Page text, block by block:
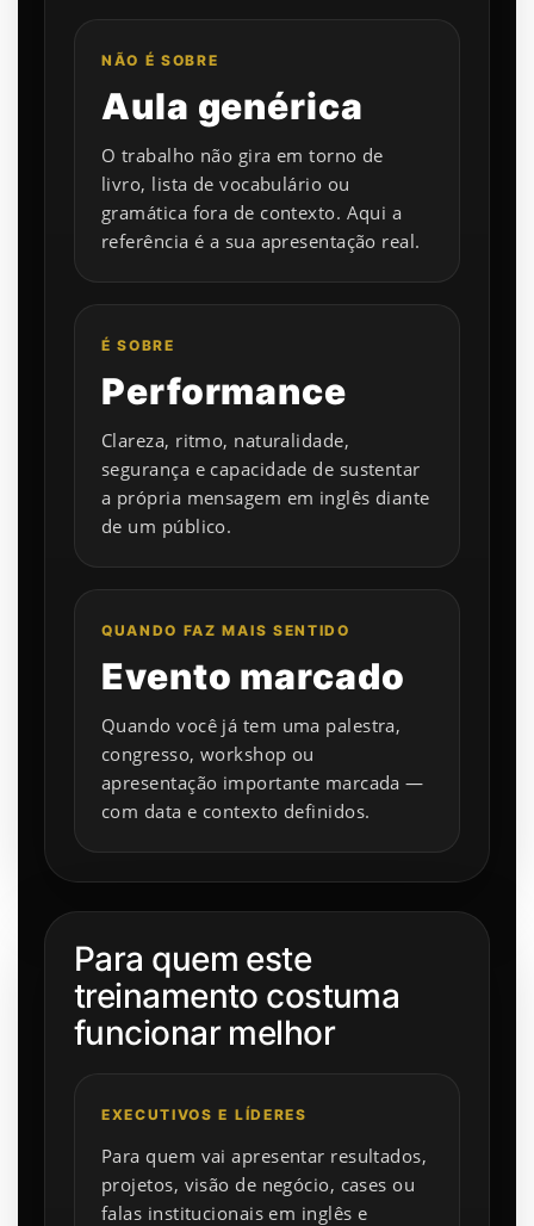
NÃO É SOBRE
Aula genérica
O trabalho não gira em torno de
livro, lista de vocabulário ou
gramática fora de contexto. Aqui a
referência é a sua apresentação real.
É SOBRE
Performance
Clareza, ritmo, naturalidade,
segurança e capacidade de sustentar
a própria mensagem em inglês diante
de um público.
QUANDO FAZ MAIS SENTIDO
Evento marcado
Quando você já tem uma palestra,
congresso, workshop ou
apresentação importante marcada —
com data e contexto definidos.
Para quem este
treinamento costuma
funcionar melhor
EXECUTIVOS E LÍDERES
Para quem vai apresentar resultados,
projetos, visão de negócio, cases ou
falas institucionais em inglês e